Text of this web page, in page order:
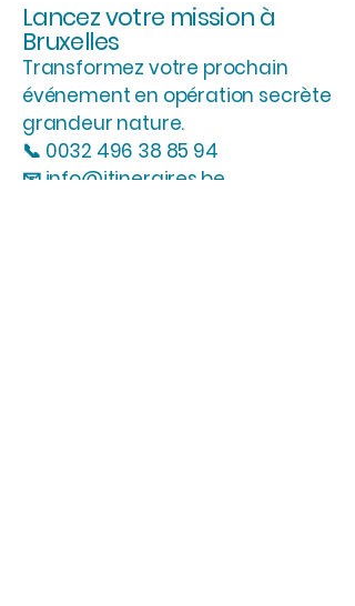
Lancez votre mission à
Bruxelles
Transformez votre prochain
événement en opération secrète
grandeur nature.
📞 0032 496 38 85 94
📧 info@itineraires.be